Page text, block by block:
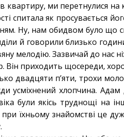
квартиру, ми перетнулися
спитала як просувається
Ну, нам обидвом було що
й говорили близько
мелодію. Зазвичай до нас
приходить щосереди,
двадцяти п’яти, трохи
усміхнений хлопчина.
були якісь труднощі на
їхньому знайомстві це